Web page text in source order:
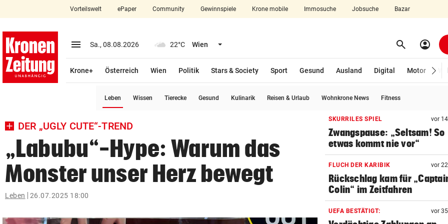
closeSchließen
account_circle Anmelden
arrow_right
bookmark
search
Suchbegriff
eingeben
Vorteilswelt ePaper Community Gewinnspiele Krone mobile Immosuche Jobsuche Bazar
menu Menü aufklappen
Sa., 08.08.2026 22°C Wien Menü aufklappen search Suchen
account_circle
Krone+ Österreich Wien Politik Stars & Society Sport Gesund Ausland Digital Motor
Leben Wissen Tierecke Gesund Kulinarik Reisen & Urlaub Wohnkrone News Fitness
DER „UGLY CUTE“-TREND
„Labubu“-Hype: Warum das
Monster unser Herz bewegt
Leben 26.07.2025 18:00
SKURRILES SPIEL vor
Zwangspause: „Seltsam! So
etwas kommt nie vor“
FLUCH DER KARIBIK vor
Rückschlag kam für
Colin“ im Zeitfahren
UEFA BESTÄTIGT: vor